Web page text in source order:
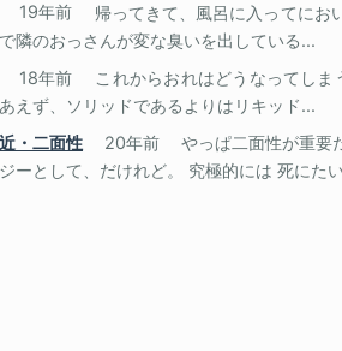
19年前
帰ってきて、風呂に入ってにお
隣のおっさんが変な臭いを出している...
18年前
これからおれはどうなってし
えず、ソリッドであるよりはリキッド...
・二面性
20年前
やっぱ二面性が重要
ーとして、だけれど。 究極的には 死にた